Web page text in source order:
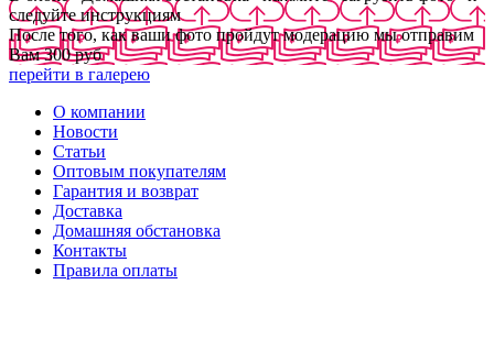
следуйте инструкциям
После того, как ваши фото пройдут модерацию мы отправим
Вам 300 руб
перейти в галерею
О компании
Новости
Статьи
Оптовым покупателям
Гарантия и возврат
Доставка
Домашняя обстановка
Контакты
Правила оплаты